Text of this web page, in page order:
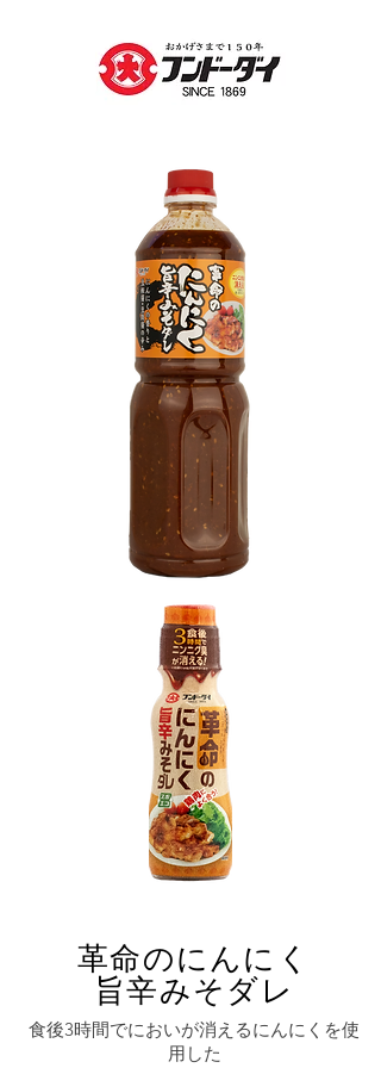
革命のにんにく
旨辛みそダレ
食後3時間でにおいが消えるにんにくを使
用した